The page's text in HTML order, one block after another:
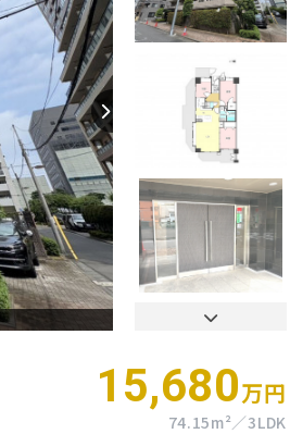
15,680万円
74.15m² 3LDK